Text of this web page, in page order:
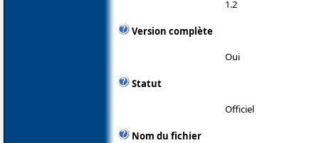
1.2
Version complète
Oui
Statut
Officiel
Nom du fichier